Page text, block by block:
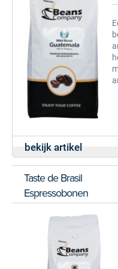
bekijk artikel
Taste de Brasil
Espressobonen